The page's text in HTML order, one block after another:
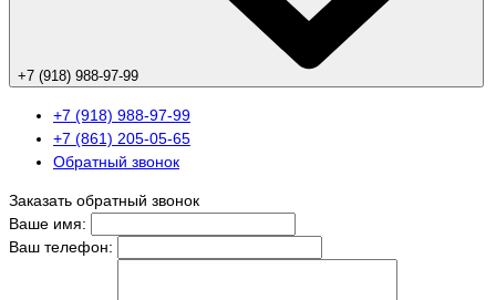
+7 (918) 988-97-99
+7 (918) 988-97-99
+7 (861) 205-05-65
Обратный звонок
Заказать обратный звонок
Ваше имя:
Ваш телефон: